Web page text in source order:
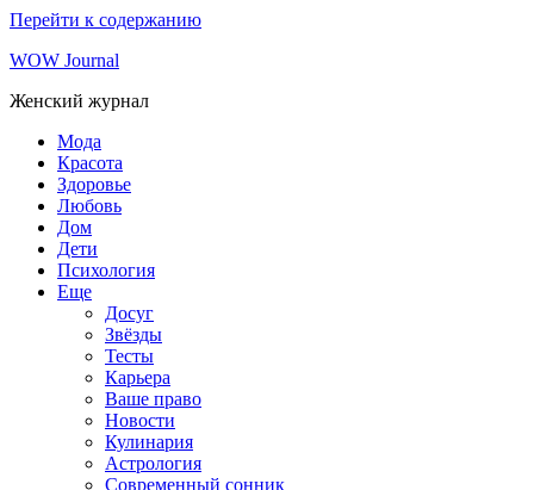
Перейти к содержанию
WOW Journal
Женский журнал
Мода
Красота
Здоровье
Любовь
Дом
Дети
Психология
Еще
Досуг
Звёзды
Тесты
Карьера
Ваше право
Новости
Кулинария
Астрология
Современный сонник